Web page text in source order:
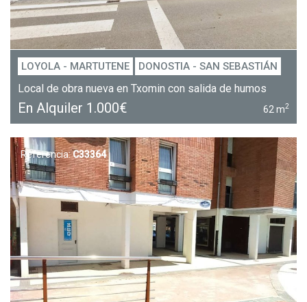
LOYOLA - MARTUTENE DONOSTIA - SAN SEBASTIÁN
Local de obra nueva en Txomin con salida de humos
En Alquiler 1.000€ 62 m2
Referencia:C33364